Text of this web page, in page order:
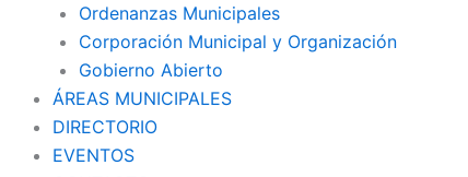
Ordenanzas Municipales
Corporación Municipal y Organización
Gobierno Abierto
ÁREAS MUNICIPALES
DIRECTORIO
EVENTOS